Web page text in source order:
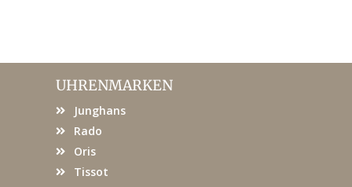
UHRENMARKEN
Junghans
Rado
Oris
Tissot